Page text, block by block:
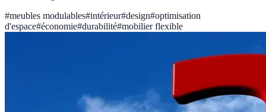
#meubles modulables#intérieur#design#optimisation
d'espace#économie#durabilité#mobilier flexible